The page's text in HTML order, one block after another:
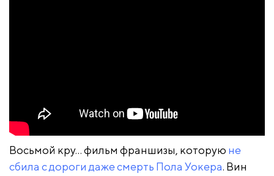
Восьмой кру… фильм франшизы, которую не
сбила с дороги даже смерть Пола Уокера. Вин